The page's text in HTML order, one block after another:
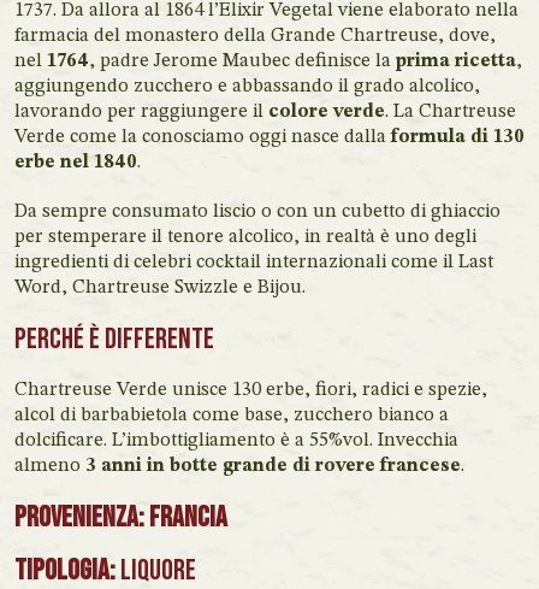
1737. Da allora al 1864 l’Elixir Vegetal viene elaborato nella
farmacia del monastero della Grande Chartreuse, dove,
nel 1764, padre Jerome Maubec definisce la prima ricetta,
aggiungendo zucchero e abbassando il grado alcolico,
lavorando per raggiungere il colore verde. La Chartreuse
Verde come la conosciamo oggi nasce dallaformula di 130
erbe nel 1840.
Da sempre consumato liscio o con un cubetto di ghiaccio
per stemperare il tenore alcolico, in realtà è uno degli
ingredienti di celebri cocktail internazionali come il Last
Word, Chartreuse Swizzle e Bijou.
Perché è differente
Chartreuse Verde unisce 130 erbe, fiori, radici e spezie,
alcol di barbabietola come base, zucchero bianco a
dolcificare. L’imbottigliamento è a 55%vol. Invecchia
almeno 3 anni in botte grande di rovere francese.
Provenienza: Francia
Tipologia:Liquore